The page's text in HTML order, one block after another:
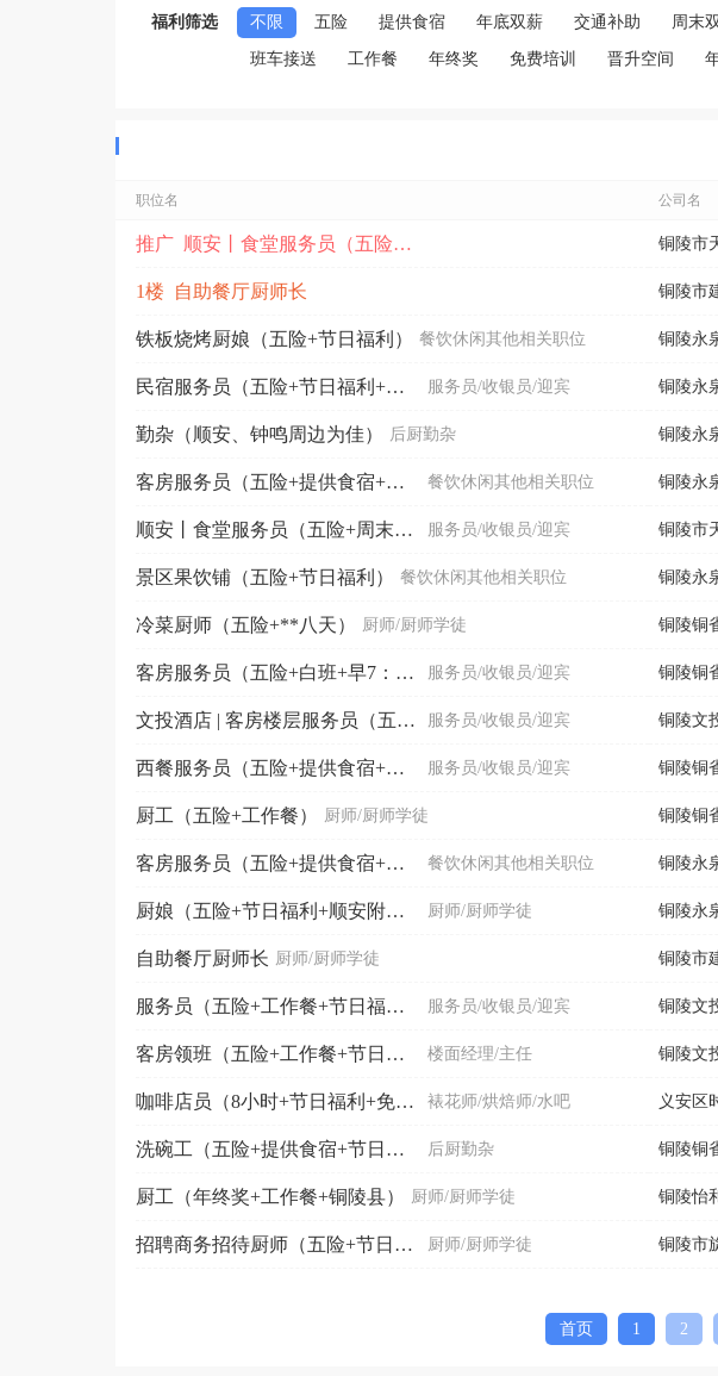
福利筛选 不限 五险 提供食宿 年底双薪 交通补助 周末
班车接送 工作餐 年终奖 免费培训 晋升空间
职位名 公司名
推广 顺安丨食堂服务员（五险+周末双休） 铜陵市
1楼 自助餐厅厨师长 铜陵市
铁板烧烤厨娘（五险+节日福利） 餐饮休闲其他相关职位 铜陵永
民宿服务员（五险+节日福利+工作餐） 服务员/收银员/迎宾 铜陵永
勤杂（顺安、钟鸣周边为佳） 后厨勤杂 铜陵永
客房服务员（五险+提供食宿+节日福利） 餐饮休闲其他相关职位 铜陵永
顺安丨食堂服务员（五险+周末双休） 服务员/收银员/迎宾 铜陵市
景区果饮铺（五险+节日福利） 餐饮休闲其他相关职位 铜陵永
冷菜厨师（五险+**八天） 厨师/厨师学徒 铜陵铜
客房服务员（五险+白班+早7：50晚16：30） 服务员/收银员/迎宾 铜陵铜
文投酒店 | 客房楼层服务员（五险+工作餐+节日福利... 服务员/收银员/迎宾 铜陵文
西餐服务员（五险+提供食宿+节日福利） 服务员/收银员/迎宾 铜陵铜
厨工（五险+工作餐） 厨师/厨师学徒 铜陵铜
客房服务员（五险+提供食宿+节日福利） 餐饮休闲其他相关职位 铜陵永
厨娘（五险+节日福利+顺安附近） 厨师/厨师学徒 铜陵永
自助餐厅厨师长 厨师/厨师学徒 铜陵市
服务员（五险+工作餐+节日福利） 服务员/收银员/迎宾 铜陵文
客房领班（五险+工作餐+节日福利） 楼面经理/主任 铜陵文
咖啡店员（8小时+节日福利+免费培训） 裱花师/烘焙师/水吧 义安区
洗碗工（五险+提供食宿+节日福利） 后厨勤杂 铜陵铜
厨工（年终奖+工作餐+铜陵县） 厨师/厨师学徒 铜陵怡
招聘商务招待厨师（五险+节日福利） 厨师/厨师学徒 铜陵市
首页 1 2